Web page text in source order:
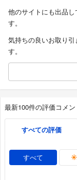
他のサイトにも出品
す。
気持ちの良いお取り
す。
最新100件の評価コメ
すべての評価
すべて